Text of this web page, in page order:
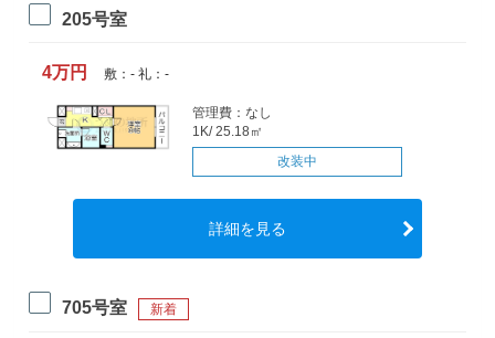
205号室
4万円 敷：- 礼：-
管理費：なし
1K/ 25.18㎡
改装中
詳細を見る
705号室 新着